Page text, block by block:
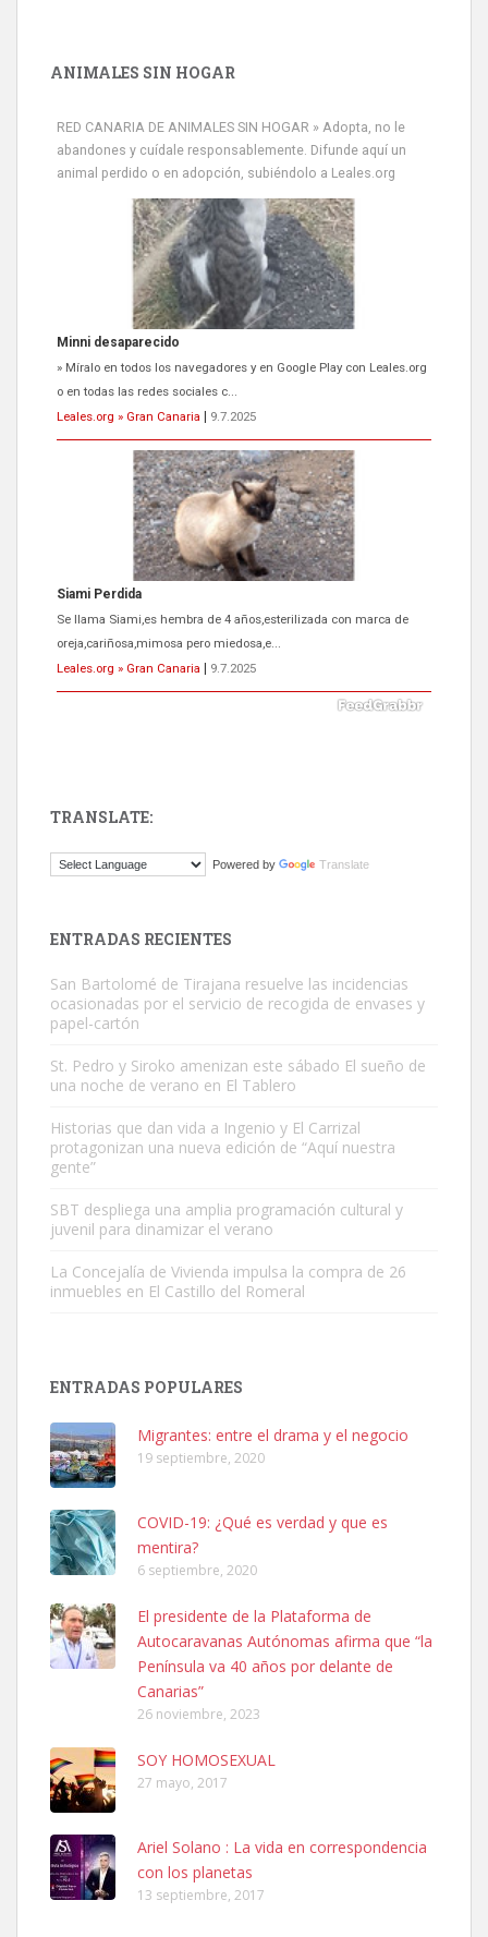
ANIMALES SIN HOGAR
RED CANARIA DE ANIMALES SIN HOGAR » Adopta, no le
abandones y cuídale responsablemente. Difunde aquí un
animal perdido o en adopción, subiéndolo a Leales.org
Minni desaparecido
» Míralo en todos los navegadores y en Google Play con Leales.org
o en todas las redes sociales c...
Leales.org » Gran Canaria
9.7.2025
Siami Perdida
Se llama Siami,es hembra de 4 años,esterilizada con marca de
oreja,cariñosa,mimosa pero miedosa,e...
Leales.org » Gran Canaria
9.7.2025
El ayuntamiento se va a llevar a Los Gatos callejeros de la zona los
Este gato macho ha aparecido en la calle hace menos de un mes,
es muy manso y extremadamente cari...
Leales.org » Gran Canaria
Leales.org » Gran Canaria
SHIBA PERDIDO AVDA JOSE MESA Y LOPEZ
PERRO MACHO RAZA SHIBA CON MICROCHIP PERDIDO HOY
06/07/2025 ZONA MESA Y LOPEZ. ES MUY ASUSTADIZO
Leales.org » Gran Canaria
6.7.2025
Ninfa perdida
El día 5 se los perdió una ninfa papillera, asustada tiene miedo a la
calle, se perdió por la zon...
TRANSLATE:
Powered by Translate
ENTRADAS RECIENTES
San Bartolomé de Tirajana resuelve las incidencias
ocasionadas por el servicio de recogida de envases y
papel-cartón
St. Pedro y Siroko amenizan este sábado El sueño de
una noche de verano en El Tablero
Historias que dan vida a Ingenio y El Carrizal
protagonizan una nueva edición de “Aquí nuestra
gente”
SBT despliega una amplia programación cultural y
juvenil para dinamizar el verano
La Concejalía de Vivienda impulsa la compra de 26
inmuebles en El Castillo del Romeral
ENTRADAS POPULARES
Migrantes: entre el drama y el negocio
19 septiembre, 2020
COVID-19: ¿Qué es verdad y que es
mentira?
6 septiembre, 2020
El presidente de la Plataforma de
Autocaravanas Autónomas afirma que “la
Península va 40 años por delante de
Canarias”
26 noviembre, 2023
SOY HOMOSEXUAL
27 mayo, 2017
Ariel Solano : La vida en correspondencia
con los planetas
13 septiembre, 2017